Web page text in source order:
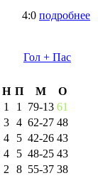
4:0 подробнее
Гол + Пас
Н П М
О
1 1 79-13 61
3 4 62-27 48
4 5 42-26 43
4 5 48-25 43
2 8 55-37 38